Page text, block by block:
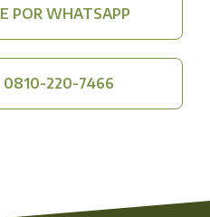
POR WHATSAPP
0810-220-7466